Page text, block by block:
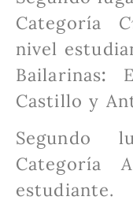
Categoría
nivel
Bailarinas:
Castillo y
Segundo
Categoría
estudiante.